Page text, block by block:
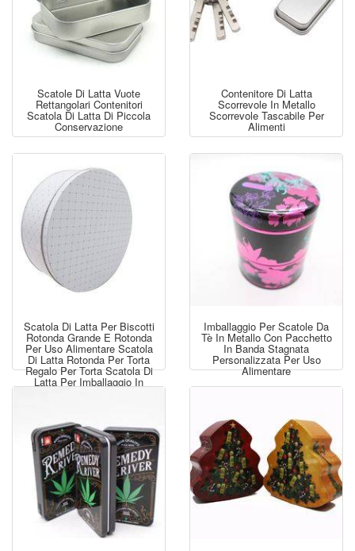
Scatole Di Latta Vuote
Rettangolari Contenitori
Scatola Di Latta Di Piccola
Conservazione
Contenitore Di Latta
Scorrevole In Metallo
Scorrevole Tascabile Per
Alimenti
Scatola Di Latta Per Biscotti
Rotonda Grande E Rotonda
Per Uso Alimentare Scatola
Di Latta Rotonda Per Torta
Regalo Per Torta Scatola Di
Latta Per Imballaggio In
Imballaggio Per Scatole Da
Tè In Metallo Con Pacchetto
In Banda Stagnata
Personalizzata Per Uso
Alimentare